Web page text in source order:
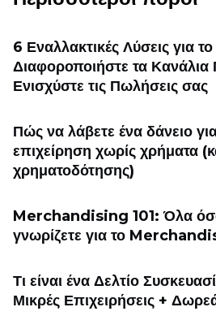
6 Εναλλακτικές Λύσεις για
Διαφοροποιήστε τα
Ενισχύστε τις Πωλήσεις σας
Πώς να λάβετε ένα δάνειο
επιχείρηση χωρίς χρήματα
χρηματοδότησης)
Merchandising 101: Όλα
γνωρίζετε για το
Τι είναι ένα Δελτίο
Μικρές Επιχειρήσεις +